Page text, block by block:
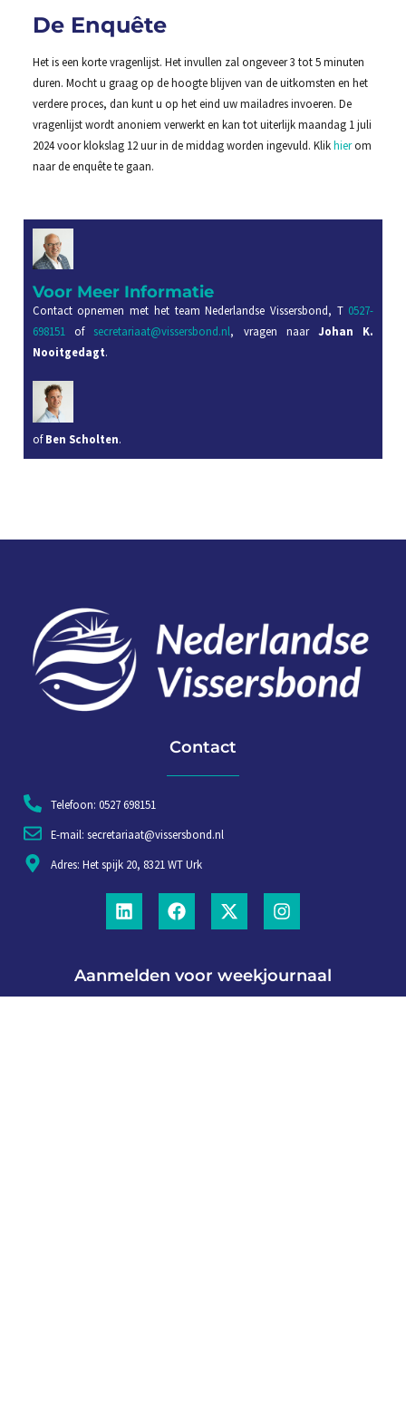
De Enquête
Het is een korte vragenlijst. Het invullen zal ongeveer 3 tot 5 minuten
duren. Mocht u graag op de hoogte blijven van de uitkomsten en het
verdere proces, dan kunt u op het eind uw mailadres invoeren. De
vragenlijst wordt anoniem verwerkt en kan tot uiterlijk maandag 1 juli
2024 voor klokslag 12 uur in de middag worden ingevuld. Klikhierom
naar de enquête te gaan.
Voor Meer Informatie
Contact opnemen met het team Nederlandse Vissersbond, T 0527-
698151of secretariaat@vissersbond.nl, vragen naarJohan K.
Nooitgedagt.
ofBen Scholten.
Contact
Telefoon: 0527 698151
E-mail: secretariaat@vissersbond.nl
Adres: Het spijk 20, 8321 WT Urk
Aanmelden voor weekjournaal